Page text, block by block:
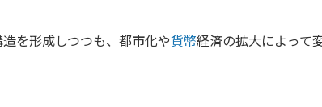
を形成しつつも、都市化や貨幣経済の拡大によって